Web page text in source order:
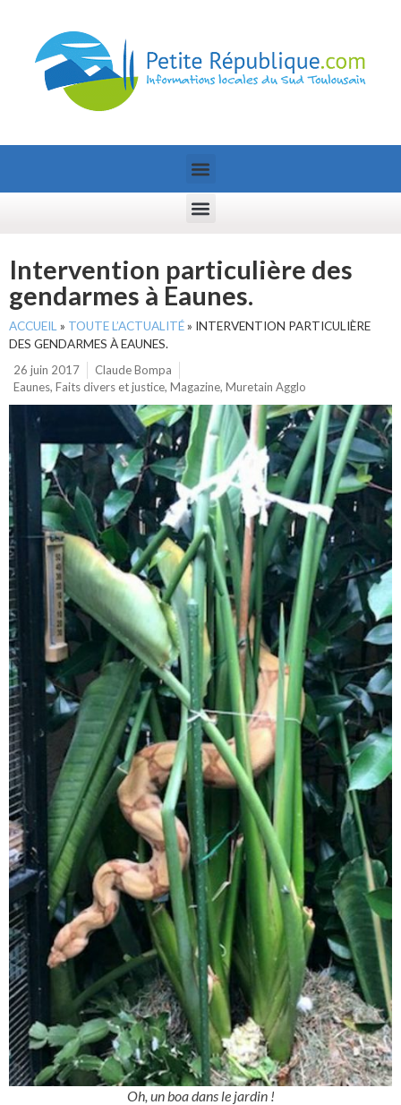
Intervention particulière des
gendarmes à Eaunes.
ACCUEIL » TOUTE L’ACTUALITÉ» INTERVENTION PARTICULIÈRE
DES GENDARMES À EAUNES.
26 juin 2017
Claude Bompa
Eaunes, Faits divers et justice, Magazine, Muretain Agglo
Oh, un boa dans le jardin !